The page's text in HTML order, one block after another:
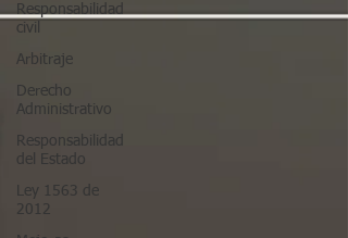
Responsabilidad
civil
Arbitraje
Derecho
Administrativo
Responsabilidad
del Estado
Ley 1563 de
2012